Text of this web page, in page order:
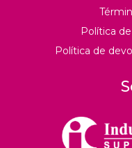
Política
Política de